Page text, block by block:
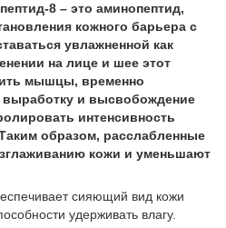
8 – это аминопептид,
кожного барьера с
увлажненной как
на лице и шее этот
мышцы, временно
выработку и высвобождение
интенсивность
образом, расслабленные
кожи и уменьшают
сияющий вид кожи
удерживать влагу.